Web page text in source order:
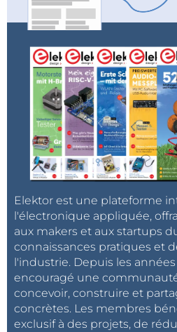
Elektor est une plateforme
l'électronique appliquée,
aux makers et aux startups
connaissances pratiques et
l'industrie. Depuis les
encouragé une
concevoir, construire et
concrètes. Les membres
exclusif à des projets, de